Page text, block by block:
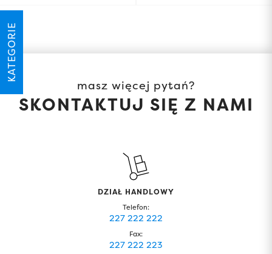
KATEGORIE
masz więcej pytań?
SKONTAKTUJ SIĘ Z NAMI
DZIAŁ HANDLOWY
Telefon:
227 222 222
Fax:
227 222 223